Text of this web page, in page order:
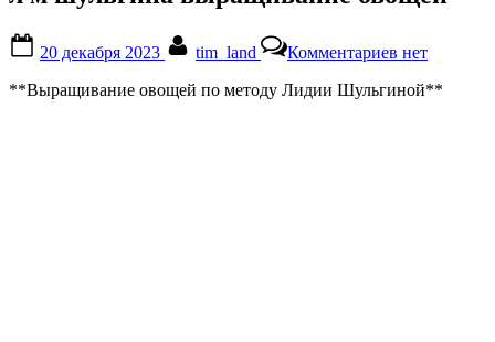
on
20 декабря 2023 tim_land Комментариевзаписи
м
нет
**Выращивание овощей по методу Лидии Шульгиной**